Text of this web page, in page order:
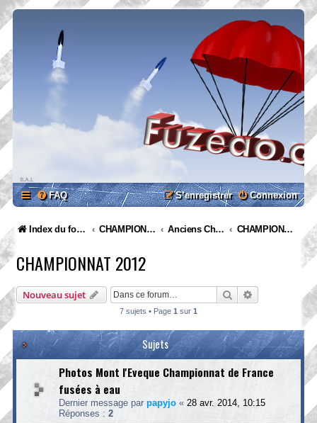
FAQ Connexion
S’enregistrer
Index du forum CHAMPIONNATS Anciens Championnats CHAMPIONNAT 2012
CHAMPIONNAT 2012
Nouveau sujet RechercherRecherche
7 sujets • Page 1 sur 1
Sujets
Photos Mont l'Eveque Championnat de France
fusées à eau
Dernier message par papyjo « 28 avr. 2014, 10:15
Réponses : 2